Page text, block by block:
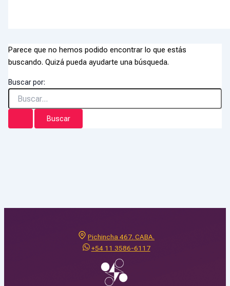
Parece que no hemos podido encontrar lo que estás
buscando. Quizá pueda ayudarte una búsqueda.
Buscar por:
Pichincha 467. CABA.
+54 11 3586-6117